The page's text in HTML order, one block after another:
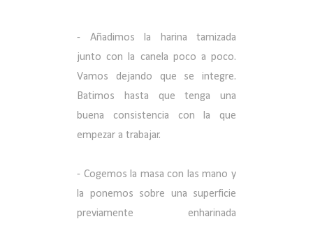
- Añadimos la harina tamizada
junto con la canela poco a poco.
Vamos dejando que se integre.
Batimos hasta que tenga una
buena consistencia con la que
empezar a trabajar.
- Cogemos la masa con las mano y
la ponemos sobre una superficie
previamente enharinada